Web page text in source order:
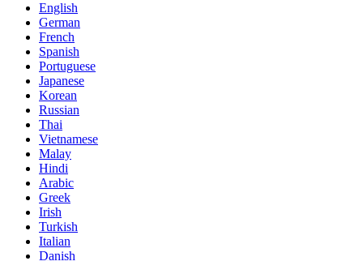
English
German
French
Spanish
Portuguese
Japanese
Korean
Russian
Thai
Vietnamese
Malay
Hindi
Arabic
Greek
Irish
Turkish
Italian
Danish